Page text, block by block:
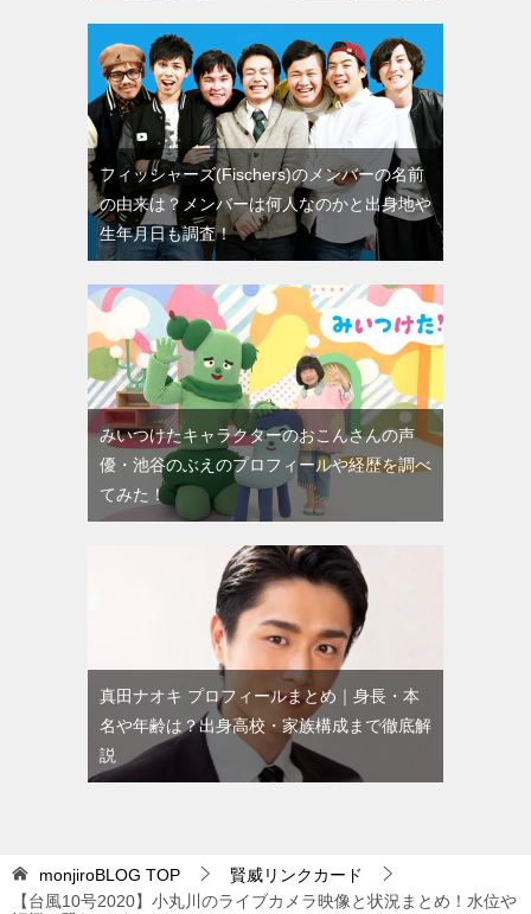
フィッシャーズ(Fischers)のメンバーの名前
の由来は？メンバーは何人なのかと出身地や
生年月日も調査！
みいつけたキャラクターのおこんさんの声
優・池谷のぶえのプロフィールや経歴を調べ
てみた！
真田ナオキ プロフィールまとめ｜身長・本
名や年齢は？出身高校・家族構成まで徹底解
説
monjiroBLOG TOP
賢威リンクカード
【台風10号2020】小丸川のライブカメラ映像と状況まとめ！水位や